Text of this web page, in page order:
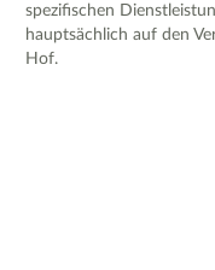
spezifischen
hauptsächlich auf den
Hof.